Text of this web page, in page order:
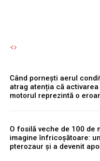
Când pornești aerul
atrag atenția că
motorul reprezintă o
O fosilă veche de 100 de
imagine înfricoșătoare:
pterozaur și a devenit